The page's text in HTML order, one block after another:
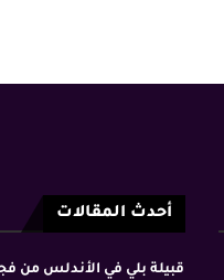
أحدث المقالات
قبيلة بلي في الأندلس من